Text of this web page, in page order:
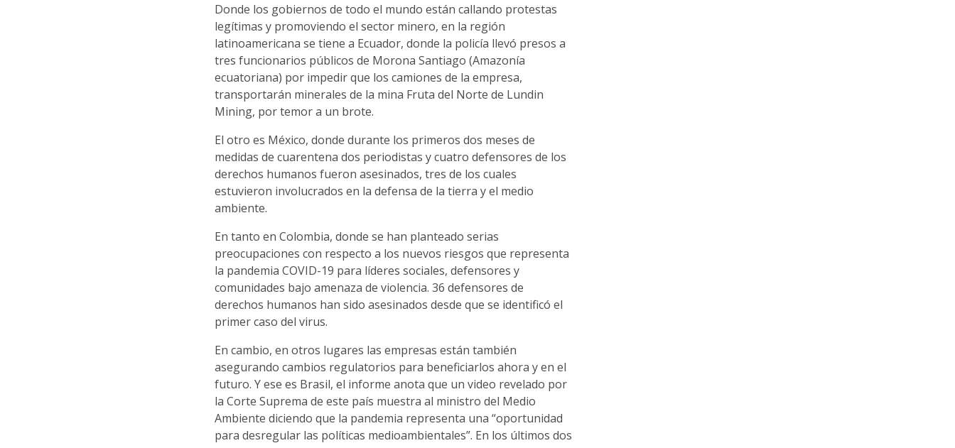
Donde los gobiernos de todo el mundo están callando protestas
legítimas y promoviendo el sector minero, en la región
latinoamericana se tiene a Ecuador, donde la policía llevó presos a
tres funcionarios públicos de Morona Santiago (Amazonía
ecuatoriana) por impedir que los camiones de la empresa,
transportarán minerales de la mina Fruta del Norte de Lundin
Mining, por temor a un brote.
El otro es México, donde durante los primeros dos meses de
medidas de cuarentena dos periodistas y cuatro defensores de los
derechos humanos fueron asesinados, tres de los cuales
estuvieron involucrados en la defensa de la tierra y el medio
ambiente.
En tanto en Colombia, donde se han planteado serias
preocupaciones con respecto a los nuevos riesgos que representa
la pandemia COVID-19 para líderes sociales, defensores y
comunidades bajo amenaza de violencia. 36 defensores de
derechos humanos han sido asesinados desde que se identificó el
primer caso del virus.
En cambio, en otros lugares las empresas están también
asegurando cambios regulatorios para beneficiarlos ahora y en el
futuro. Y ese es Brasil, el informe anota que un video revelado por
la Corte Suprema de este país muestra al ministro del Medio
Ambiente diciendo que la pandemia representa una “oportunidad
para desregular las políticas medioambientales”. En los últimos dos